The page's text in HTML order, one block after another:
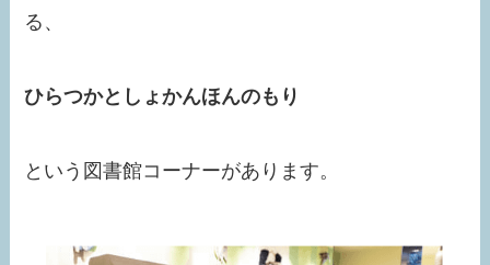
る、
ひらつかとしょかんほんのもり
という図書館コーナーがあります。